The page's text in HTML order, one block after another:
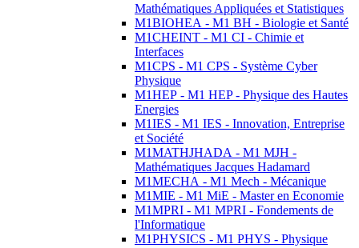
Mathématiques Appliquées et Statistiques
M1BIOHEA - M1 BH - Biologie et Santé
M1CHEINT - M1 CI - Chimie et
Interfaces
M1CPS - M1 CPS - Système Cyber
Physique
M1HEP - M1 HEP - Physique des Hautes
Energies
M1IES - M1 IES - Innovation, Entreprise
et Société
M1MATHJHADA - M1 MJH -
Mathématiques Jacques Hadamard
M1MECHA - M1 Mech - Mécanique
M1MIE - M1 MiE - Master en Economie
M1MPRI - M1 MPRI - Fondements de
l'Informatique
M1PHYSICS - M1 PHYS - Physique